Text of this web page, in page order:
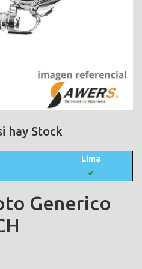
hay Stock
Lima
✔
Generico